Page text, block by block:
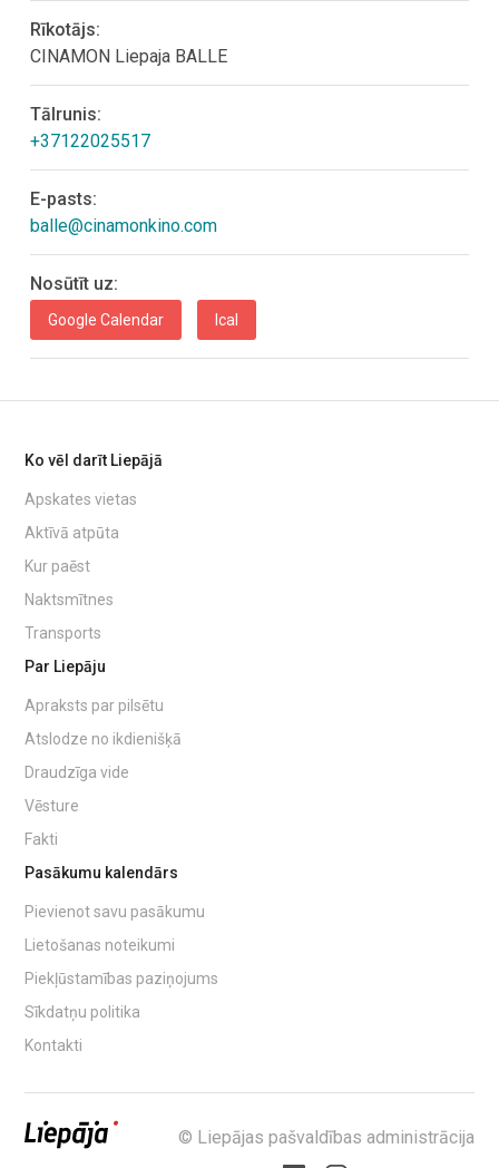
Rīkotājs:
CINAMON Liepaja BALLE
Tālrunis:
+37122025517
E-pasts:
balle@cinamonkino.com
Nosūtīt uz:
Google Calendar Ical
Ko vēl darīt Liepājā
Apskates vietas
Aktīvā atpūta
Kur paēst
Naktsmītnes
Transports
Par Liepāju
Apraksts par pilsētu
Atslodze no ikdienišķā
Draudzīga vide
Vēsture
Fakti
Pasākumu kalendārs
Pievienot savu pasākumu
Lietošanas noteikumi
Piekļūstamības paziņojums
Sīkdatņu politika
Kontakti
© Liepājas pašvaldības administrācija